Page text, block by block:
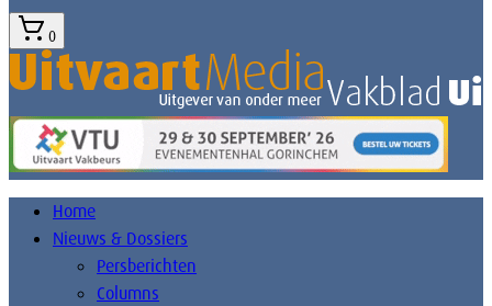
0
Home
Nieuws & Dossiers
Persberichten
Columns